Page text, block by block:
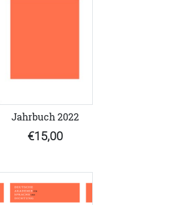
Jahrbuch 2022
€15,00